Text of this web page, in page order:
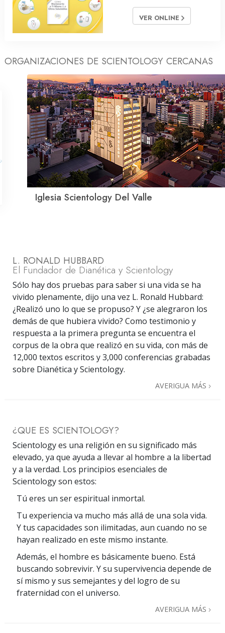
VER ONLINE
ORGANIZACIONES DE SCIENTOLOGY CERCANAS
Iglesia Scientology Del Valle
L. RONALD HUBBARD
El Fundador de Dianética y Scientology
Sólo hay dos pruebas para saber si una vida se ha
vivido plenamente, dijo una vez L. Ronald Hubbard:
¿Realizó uno lo que se propuso? Y ¿se alegraron los
demás de que hubiera vivido? Como testimonio y
respuesta a la primera pregunta se encuentra el
corpus de la obra que realizó en su vida, con más de
12,000 textos escritos y 3,000 conferencias grabadas
sobre Dianética y Scientology.
AVERIGUA MÁS
¿QUE ES SCIENTOLOGY?
Scientology es una religión en su significado más
elevado, ya que ayuda a llevar al hombre a la libertad
y a la verdad. Los principios esenciales de
Scientology son estos:
Tú eres un ser espiritual inmortal.
Tu experiencia va mucho más allá de una sola vida.
Y tus capacidades son ilimitadas, aun cuando no se
hayan realizado en este mismo instante.
Además, el hombre es básicamente bueno. Está
buscando sobrevivir. Y su supervivencia depende de
sí mismo y sus semejantes y del logro de su
fraternidad con el universo.
AVERIGUA MÁS